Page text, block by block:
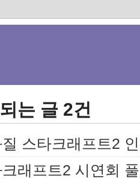
는 글 2건
질 스타크래프트2
래프트2 시연회